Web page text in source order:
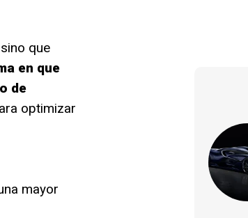
que
en que
de
optimizar
mayor